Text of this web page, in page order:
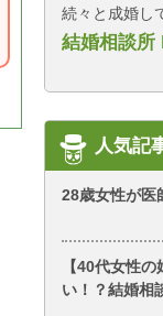
続々と成婚し
結婚相談所
人気記
28歳女性が医
【40代女性
い！？結婚相